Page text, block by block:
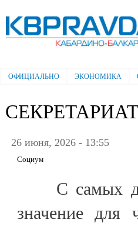
Электронная газета "Кабардино-
Балкарская правда"
Главное меню
ОФИЦИАЛЬНО ЭКОНОМИКА
СЕКРЕТАРИАТ
26 июня, 2026 - 13:55
Социум
С самых
значение